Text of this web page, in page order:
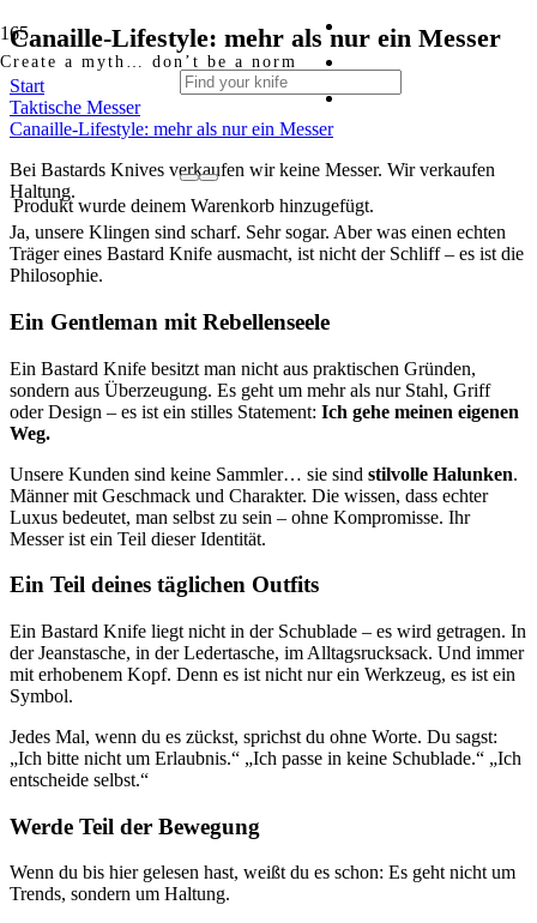
Create a myth… don’t be a norm
Produkt wurde deinem Warenkorb hinzugefügt.
Canaille-Lifestyle: mehr als nur ein Messer
Start
Taktische Messer
Canaille-Lifestyle: mehr als nur ein Messer
Bei Bastards Knives verkaufen wir keine Messer. Wir verkaufen
Haltung.
Ja, unsere Klingen sind scharf. Sehr sogar. Aber was einen echten
Träger eines Bastard Knife ausmacht, ist nicht der Schliff – es ist die
Philosophie.
Ein Gentleman mit Rebellenseele
Ein Bastard Knife besitzt man nicht aus praktischen Gründen,
sondern aus Überzeugung. Es geht um mehr als nur Stahl, Griff
oder Design – es ist ein stilles Statement: Ich gehe meinen eigenen
Weg.
Unsere Kunden sind keine Sammler… sie sind stilvolle Halunken.
Männer mit Geschmack und Charakter. Die wissen, dass echter
Luxus bedeutet, man selbst zu sein – ohne Kompromisse. Ihr
Messer ist ein Teil dieser Identität.
Ein Teil deines täglichen Outfits
Ein Bastard Knife liegt nicht in der Schublade – es wird getragen. In
der Jeanstasche, in der Ledertasche, im Alltagsrucksack. Und immer
mit erhobenem Kopf. Denn es ist nicht nur ein Werkzeug, es ist ein
Symbol.
Jedes Mal, wenn du es zückst, sprichst du ohne Worte. Du sagst:
„Ich bitte nicht um Erlaubnis.“ „Ich passe in keine Schublade.“ „Ich
entscheide selbst.“
Werde Teil der Bewegung
Wenn du bis hier gelesen hast, weißt du es schon: Es geht nicht um
Trends, sondern um Haltung.